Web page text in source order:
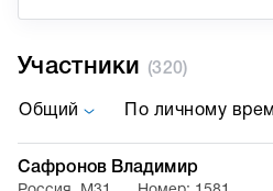
Участники (320)
Общий По личному
Сафронов Владимир